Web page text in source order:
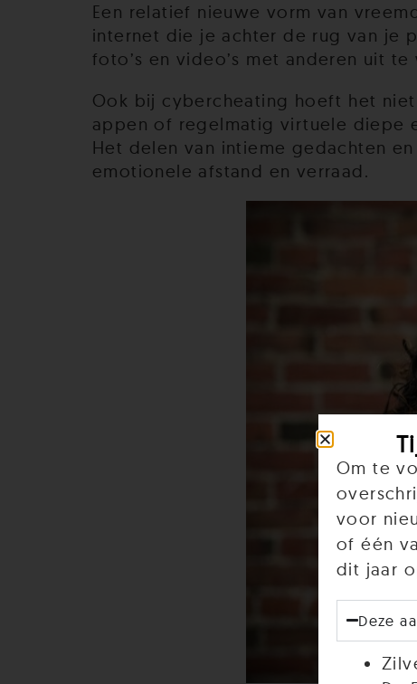
Een relatief nieuwe vorm van
internet die je achter de rug van je
foto’s en video’s met anderen uit
Ook bij cybercheating hoeft het
appen of regelmatig virtuele diepe
Het delen van intieme gedachten
emotionele afstand en verraad.
Om te
voor
of één
dit jaar
Deze